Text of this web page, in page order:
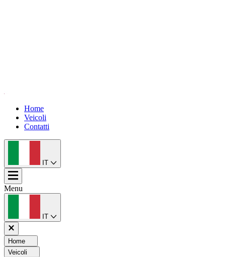
Home
Veicoli
Contatti
IT
Menu
IT
Home
Veicoli